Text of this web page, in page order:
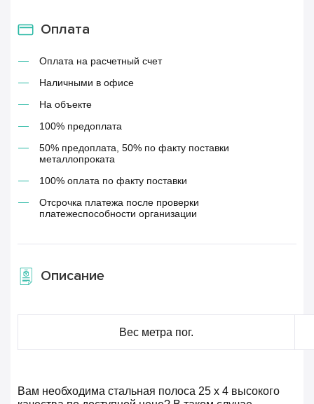
Оплата
Оплата на расчетный счет
Наличными в офисе
На объекте
100% предоплата
50% предоплата, 50% по факту поставки
металлопроката
100% оплата по факту поставки
Отсрочка платежа после проверки
платежеспособности организации
Описание
Вес метра пог.
Вам необходима стальная полоса 25 х 4 высокого